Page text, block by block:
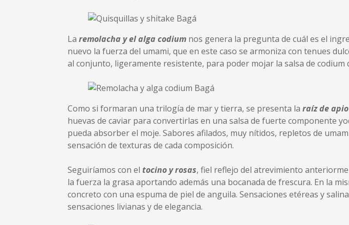
La remolacha y el alga codium nos genera la pregunta de cuál es el
nuevo la fuerza del umami, que en este caso se armoniza con tenues
al conjunto, ligeramente resistente, para poder mojar la salsa de codium
Como si formaran una trilogía de mar y tierra, se presenta la raíz de
huevas de caviar para convertirlas en una salsa de fuerte componente
pueda absorber el moje. Sabores afilados, muy nítidos, repletos de
sensación de texturas de cada composición.
Seguiríamos con el tocino y rosas, fiel reflejo del atrevimiento
la fuerza la grasa aportando además una bocanada de frescura. En la
concreto con una espuma de piel de anguila. Sensaciones etéreas y
sensaciones livianas y de elegancia.